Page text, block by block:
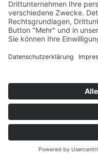
Nachricht
Datenschutzzustimmung
Kontakt
Möbel Wiemer GmbH &
59494 Soest